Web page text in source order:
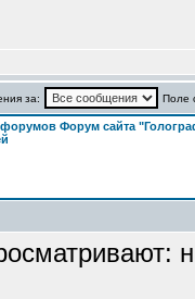
за: Поле
Форум сайта